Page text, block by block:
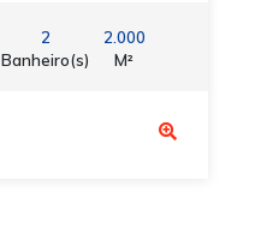
2
Banheiro(s)
2.000
M²